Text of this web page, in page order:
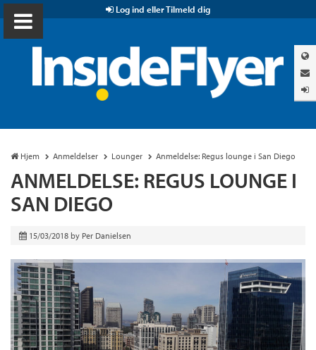
Log ind eller Tilmeld dig
Hjem Anmeldelser Lounger Anmeldelse: Regus lounge i San Diego
ANMELDELSE: REGUS LOUNGE I
SAN DIEGO
15/03/2018 by Per Danielsen